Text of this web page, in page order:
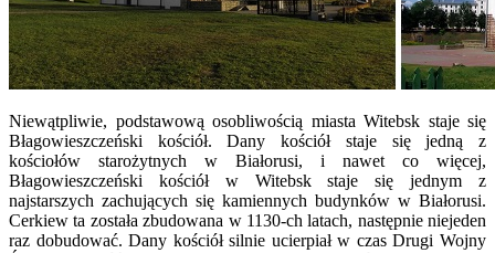
Niewątpliwie, podstawową osobliwością miasta Witebsk staje się
Błagowieszczeński kościół. Dany kościół staje się jedną z
kościołów starożytnych w Białorusi, i nawet co więcej,
Błagowieszczeński kościół w Witebsk staje się jednym z
najstarszych zachujących się kamiennych budynków w Białorusi.
Cerkiew ta została zbudowana w 1130-ch latach, następnie niejeden
raz dobudować. Dany kościół silnie ucierpiał w czas Drugi Wojny